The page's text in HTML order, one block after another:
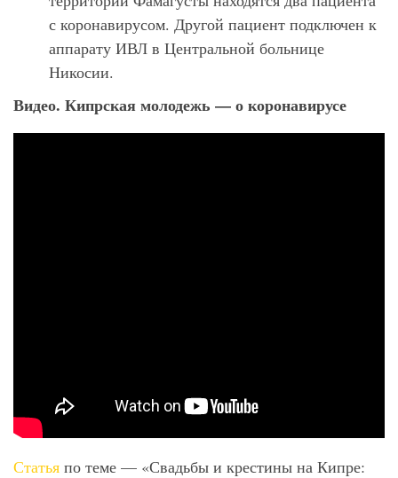
с коронавирусом. Другой пациент подключен к
аппарату ИВЛ в Центральной больнице
Никосии.
Видео. Кипрская молодежь — о коронавирусе
Статья по теме — «Свадьбы и крестины на Кипре: